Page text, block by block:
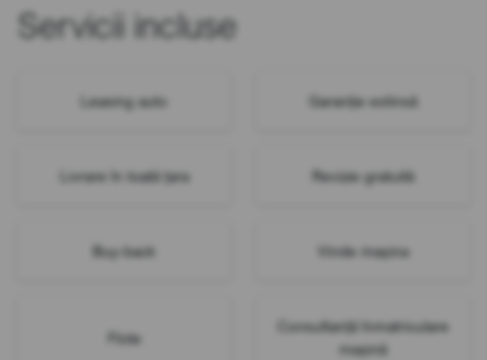
Servicii incluse
Leasing auto Garanție extinsă
Livrare în toată țara Revizie gratuită
Buy-back Vinde mașina
Flote
Consultanță înmatriculare
mașină